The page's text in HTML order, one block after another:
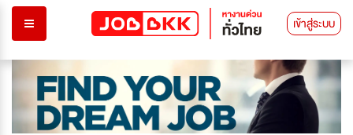
เข้าสู่ระบบ